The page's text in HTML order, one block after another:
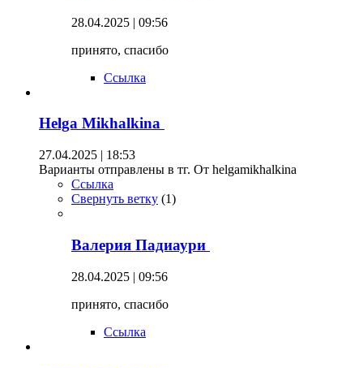
28.04.2025 | 09:56
принято, спасибо
Ссылка
Helga Mikhalkina
27.04.2025 | 18:53
Варианты отправлены в тг. От helgamikhalkina
Ссылка
Свернуть ветку (1)
Валерия Падиаури
28.04.2025 | 09:56
принято, спасибо
Ссылка